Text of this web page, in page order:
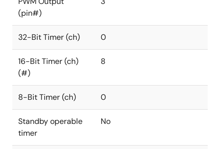
(pin#)
32-Bit Timer (ch) 0
16-Bit Timer (ch)
(#)
8
8-Bit Timer (ch) 0
Standby operable
timer
No